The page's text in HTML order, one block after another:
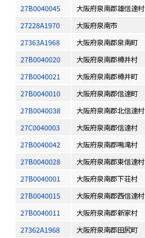
27B0040045
大阪府泉南郡雄信達村
27228A1970
大阪府泉南市
27363A1968
大阪府泉南郡泉南町
27B0040020
大阪府泉南郡樽井村
27B0040021
大阪府泉南郡樽井町
27B0040010
大阪府泉南郡信達町
27B0040038
大阪府泉南郡北信達村
27C0040003
大阪府泉南郡信達村
27B0040042
大阪府泉南郡鳴滝村
27B0040028
大阪府泉南郡東信達村
27B0040001
大阪府泉南郡下荘村
27B0040015
大阪府泉南郡西信達村
27B0040011
大阪府泉南郡新家村
27362A1968
大阪府泉南郡田尻町